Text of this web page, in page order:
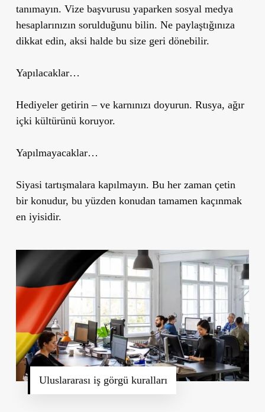
tanımayın. Vize başvurusu yaparken sosyal medya
hesaplarınızın sorulduğunu bilin. Ne paylaştığınıza
dikkat edin, aksi halde bu size geri dönebilir.
Yapılacaklar…
Hediyeler getirin – ve karnınızı doyurun. Rusya, ağır
içki kültürünü koruyor.
Yapılmayacaklar…
Siyasi tartışmalara kapılmayın. Bu her zaman çetin
bir konudur, bu yüzden konudan tamamen kaçınmak
en iyisidir.
Uluslararası iş görgü kuralları